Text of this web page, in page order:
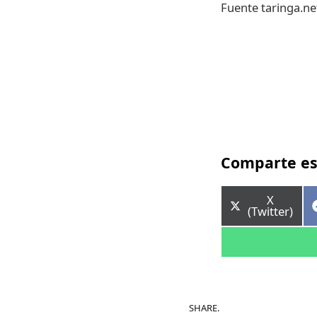
Fuente
Comparte
en
X
(Twitter)
SHARE.